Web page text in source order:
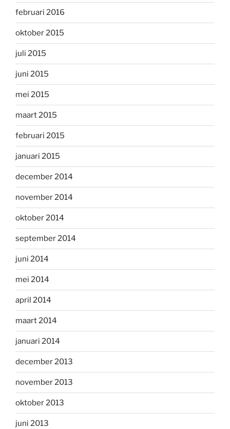
februari 2016
oktober 2015
juli 2015
juni 2015
mei 2015
maart 2015
februari 2015
januari 2015
december 2014
november 2014
oktober 2014
september 2014
juni 2014
mei 2014
april 2014
maart 2014
januari 2014
december 2013
november 2013
oktober 2013
juni 2013